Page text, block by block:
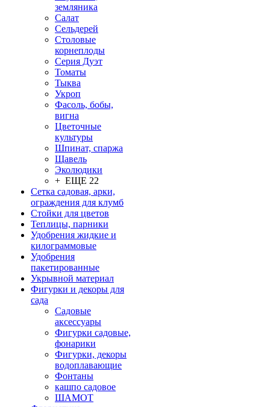
земляника
Салат
Сельдерей
Столовые
корнеплоды
Серия Дуэт
Томаты
Тыква
Укроп
Фасоль, бобы,
вигна
Цветочные
культуры
Шпинат, спаржа
Щавель
Эколюдики
+ ЕЩЕ 22
Сетка садовая, арки,
ограждения для клумб
Стойки для цветов
Теплицы, парники
Удобрения жидкие и
килограммовые
Удобрения
пакетированные
Укрывной материал
Фигурки и декоры для
сада
Садовые
аксессуары
Фигурки садовые,
фонарики
Фигурки, декоры
водоплавающие
Фонтаны
кашпо садовое
ШАМОТ